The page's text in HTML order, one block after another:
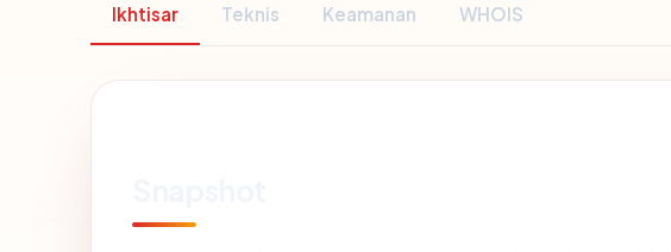
Ikhtisar Teknis Keamanan WHOIS